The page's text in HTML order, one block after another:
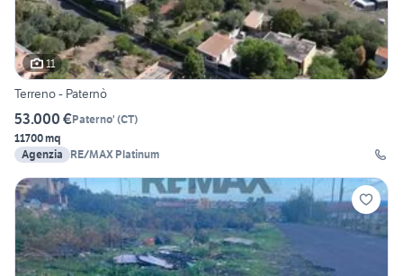
11
Terreno - Paternò
53.000 €Paterno' (CT)
11700 mq
Agenzia
RE/MAX Platinum